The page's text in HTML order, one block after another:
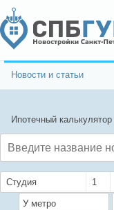
Новости и статьи
Ипотечный калькулятор
Студия 1
У метро